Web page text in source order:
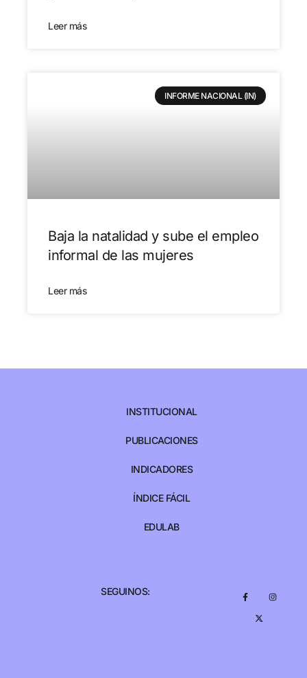
Leer más
INFORME NACIONAL (IN)
Baja la natalidad y sube el empleo
informal de las mujeres
Leer más
INSTITUCIONAL
PUBLICACIONES
INDICADORES
ÍNDICE FÁCIL
EDULAB
SEGUINOS: